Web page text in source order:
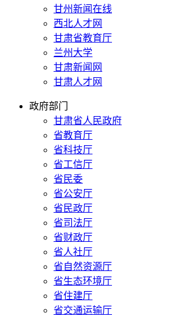
甘州新闻在线
西北人才网
甘肃省教育厅
兰州大学
甘肃新闻网
甘肃人才网
政府部门
甘肃省人民政府
省教育厅
省科技厅
省工信厅
省民委
省公安厅
省民政厅
省司法厅
省财政厅
省人社厅
省自然资源厅
省生态环境厅
省住建厅
省交通运输厅